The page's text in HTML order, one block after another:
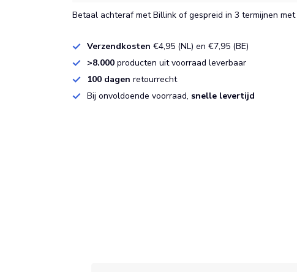
Betaal achteraf met Billink of gespreid in 3 termijnen met
Verzendkosten €4,95 (NL) en €7,95 (BE)
>8.000 producten uit voorraad leverbaar
100 dagenretourrecht
Bij onvoldoende voorraad, snelle levertijd